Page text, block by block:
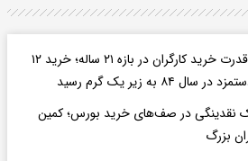
سقوط ۹۳ درصدی قدرت خرید کارگران در بازه ۲۱ ساله؛ خرید ۱۲
به زیر یک گرم رسید
نقدینگی در صف‌های خرید بورس؛ کمین
بزرگ